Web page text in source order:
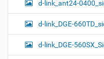
d-link_ant24-
d-link_DGE-
d-link_DGE-